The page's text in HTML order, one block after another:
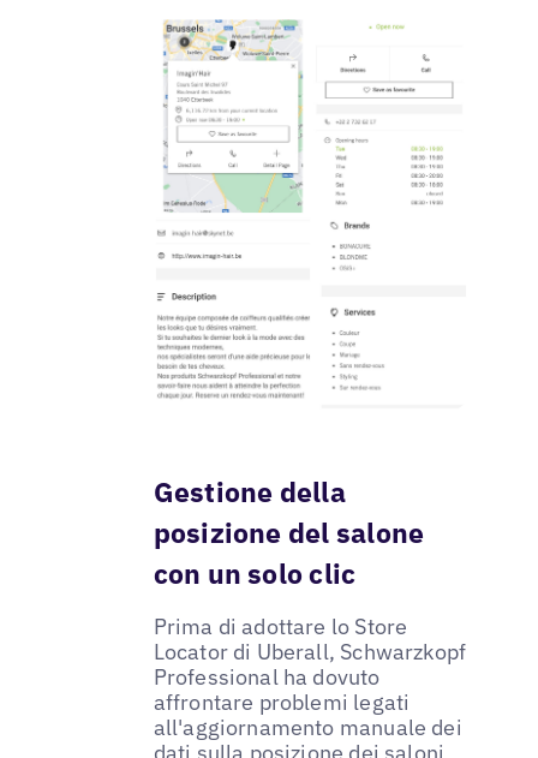
Gestione della
posizione del salone
con un solo clic
Prima di adottare lo Store
Locator di Uberall, Schwarzkopf
Professional ha dovuto
affrontare problemi legati
all'aggiornamento manuale dei
dati sulla posizione dei saloni